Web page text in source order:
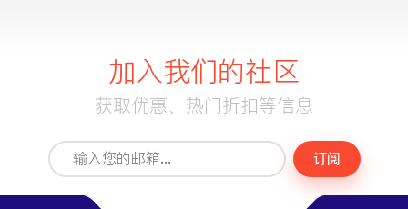
加入我们的社区
获取优惠、热门折扣等信息
订阅